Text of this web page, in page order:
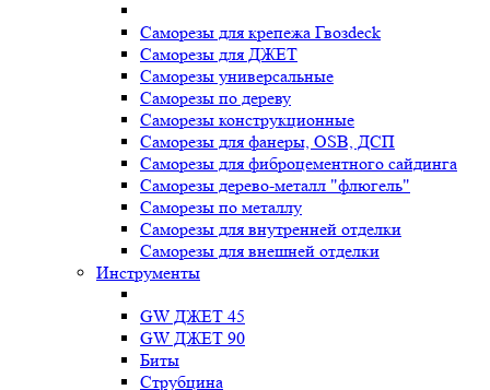
Саморезы для крепежа Гвозdeck
Саморезы для ДЖЕТ
Саморезы универсальные
Саморезы по дереву
Саморезы конструкционные
Cаморезы для фанеры, OSB, ДСП
Саморезы для фиброцементного сайдинга
Саморезы дерево-металл "флюгель"
Саморезы по металлу
Саморезы для внутренней отделки
Саморезы для внешней отделки
Инструменты
GW ДЖЕТ 45
GW ДЖЕТ 90
Биты
Струбцина